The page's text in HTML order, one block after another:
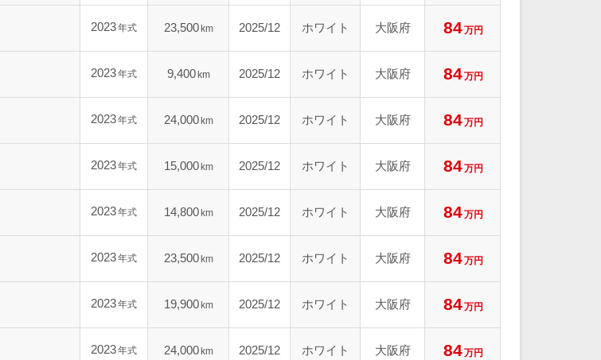
2023年式 23,500 km 2025/12 ホワイト 大阪府 84万円
2023年式 9,400 km 2025/12 ホワイト 大阪府 84万円
2023年式 24,000 km 2025/12 ホワイト 大阪府 84万円
2023年式 15,000 km 2025/12 ホワイト 大阪府 84万円
2023年式 14,800 km 2025/12 ホワイト 大阪府 84万円
2023年式 23,500 km 2025/12 ホワイト 大阪府 84万円
2023年式 19,900 km 2025/12 ホワイト 大阪府 84万円
2023年式 24,000 km 2025/12 ホワイト 大阪府 84万円